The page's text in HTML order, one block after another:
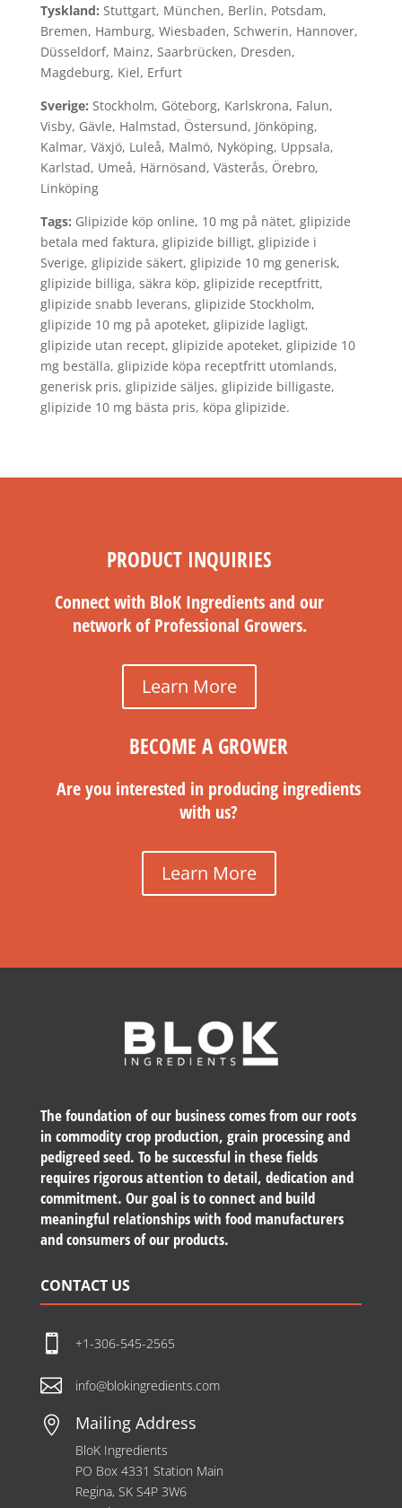
Tyskland: Stuttgart, München, Berlin, Potsdam,
Bremen, Hamburg, Wiesbaden, Schwerin, Hannover,
Düsseldorf, Mainz, Saarbrücken, Dresden,
Magdeburg, Kiel, Erfurt
Sverige: Stockholm, Göteborg, Karlskrona, Falun,
Visby, Gävle, Halmstad, Östersund, Jönköping,
Kalmar, Växjö, Luleå, Malmö, Nyköping, Uppsala,
Karlstad, Umeå, Härnösand, Västerås, Örebro,
Linköping
Tags: Glipizide köp online, 10 mg på nätet, glipizide
betala med faktura, glipizide billigt, glipizide i
Sverige, glipizide säkert, glipizide 10 mg generisk,
glipizide billiga, säkra köp, glipizide receptfritt,
glipizide snabb leverans, glipizide Stockholm,
glipizide 10 mg på apoteket, glipizide lagligt,
glipizide utan recept, glipizide apoteket, glipizide 10
mg beställa, glipizide köpa receptfritt utomlands,
generisk pris, glipizide säljes, glipizide billigaste,
glipizide 10 mg bästa pris, köpa glipizide.
PRODUCT INQUIRIES
Connect with BloK Ingredients and our
network of Professional Growers.
Learn More
BECOME A GROWER
Are you interested in producing ingredients
with us?
Learn More
The foundation of our business comes from our roots
in commodity crop production, grain processing and
pedigreed seed. To be successful in these fields
requires rigorous attention to detail, dedication and
commitment. Our goal is to connect and build
meaningful relationships with food manufacturers
and consumers of our products.
CONTACT US
 +1-306-545-2565
 info@blokingredients.com
 Mailing Address
BloK Ingredients
PO Box 4331 Station Main
Regina, SK S4P 3W6